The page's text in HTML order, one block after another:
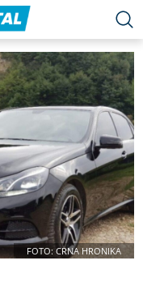
FOTO: CRNA HRONIKA